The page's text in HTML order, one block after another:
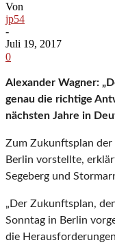
Von
jp54
-
Juli 19, 2017
0
Alexander Wagner:
genau die richtige
nächsten Jahre in
Zum Zukunftsplan der
Berlin vorstellte,
Segeberg und
„Der Zukunftsplan,
Sonntag in Berlin
die